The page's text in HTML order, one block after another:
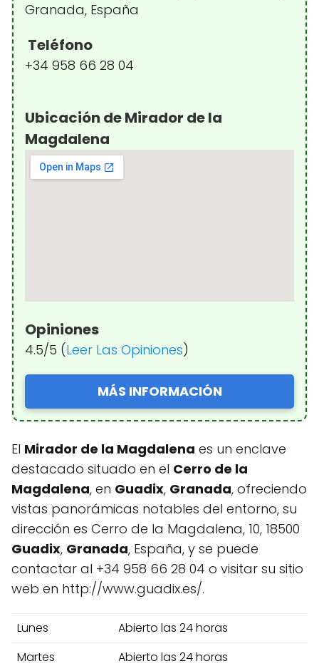
Granada, España
Teléfono
+34 958 66 28 04
Ubicación de Mirador de la
Magdalena
Opiniones
4.5/5 (Leer Las Opiniones)
MÁS INFORMACIÓN
El Mirador de la Magdalena es un enclave
destacado situado en el Cerro de la
Magdalena, en Guadix, Granada, ofreciendo
vistas panorámicas notables del entorno, su
dirección es Cerro de la Magdalena, 10, 18500
Guadix, Granada, España, y se puede
contactar al +34 958 66 28 04 o visitar su sitio
web en http://www.guadix.es/.
Lunes
Abierto las 24 horas
Martes
Abierto las 24 horas